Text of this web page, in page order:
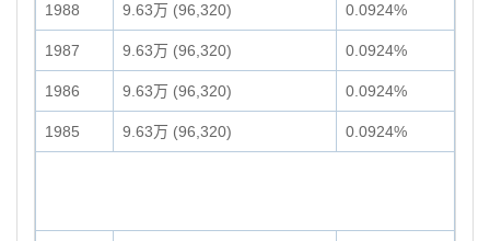
1988 9.63万 (96,320) 0.0924%
1987 9.63万 (96,320) 0.0924%
1986 9.63万 (96,320) 0.0924%
1985 9.63万 (96,320) 0.0924%